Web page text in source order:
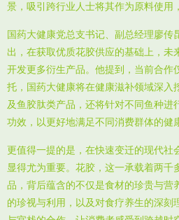
景，吸引跨行业人士将其作为原料使用
国药大健康党总支书记、副总经理廖传
出，在获取优质花胶供应的基础上，未
开发更多衍生产品。他提到，当前合作
托，国药大健康将在健康滋补领域深入
及鱼胶肽类产品，还将针对不同鱼种进
功效，以更好地满足不同消费群体的健
更值得一提的是，在快速变迁的现代社
显得尤为重要。花胶，这一承载着两千
品，背后蕴含的不仅是食材的珍贵与营
的珍视与利用，以及对食疗养生的深刻